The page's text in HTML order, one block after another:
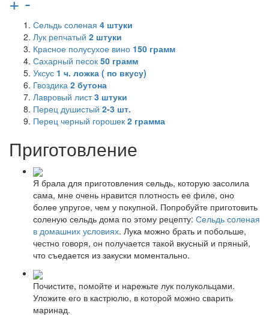
Сельдь соленая 4 штуки
Лук репчатый 2 штуки
Красное полусухое вино 150 грамм
Сахарный песок 50 грамм
Уксус 1 ч. ложка ( по вкусу)
Гвоздика 2 бутона
Лавровый лист3 штуки
Перец душистый 2-3 шт.
Перец черный горошек 2 грамма
Приготовление
Я брала для приготовления сельдь, которую засолила
сама, мне очень нравится плотность ее филе, оно
более упругое, чем у покупной. Попробуйте приготовить
соленую сельдь дома по этому рецепту: Сельдь соленая
в домашних условиях. Лука можно брать и побольше,
честно говоря, он получается такой вкусный и пряный,
что съедается из закуски моментально.
Почистите, помойте и нарежьте лук полукольцами.
Уложите его в кастрюлю, в которой можно сварить
маринад.